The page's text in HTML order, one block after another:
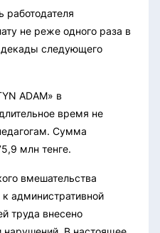
работодателя
не реже одного раза в
следующего
ADAM» в
время не
Сумма
млн тенге.
вмешательства
административной
труда внесено